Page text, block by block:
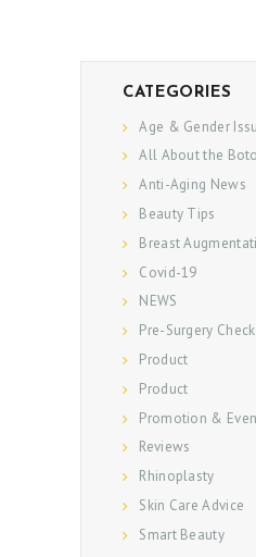
CATEGORIES
Age & Gender
All About the
Anti-Aging News
Beauty Tips
Breast
Covid-19
NEWS
Pre-Surgery
Product
Product
Promotion &
Reviews
Rhinoplasty
Skin Care Advice
Smart Beauty